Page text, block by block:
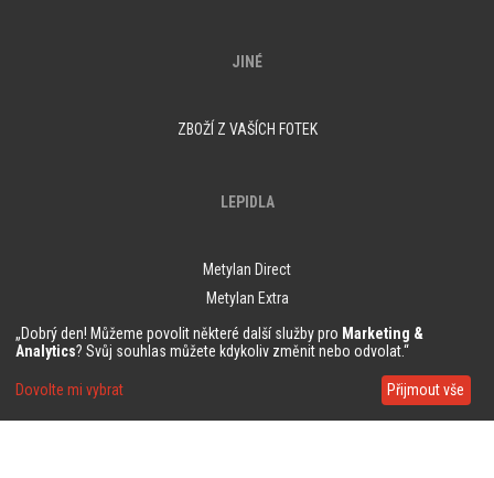
JINÉ
ZBOŽÍ Z VAŠÍCH FOTEK
LEPIDLA
Metylan Direct
Metylan Extra
„Dobrý den! Můžeme povolit některé další služby pro Marketing &
Analytics? Svůj souhlas můžete kdykoliv změnit nebo odvolat.“
Dovolte mi vybrat Přijmout vše